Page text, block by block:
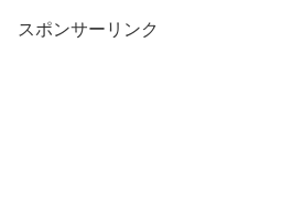
スポンサーリンク